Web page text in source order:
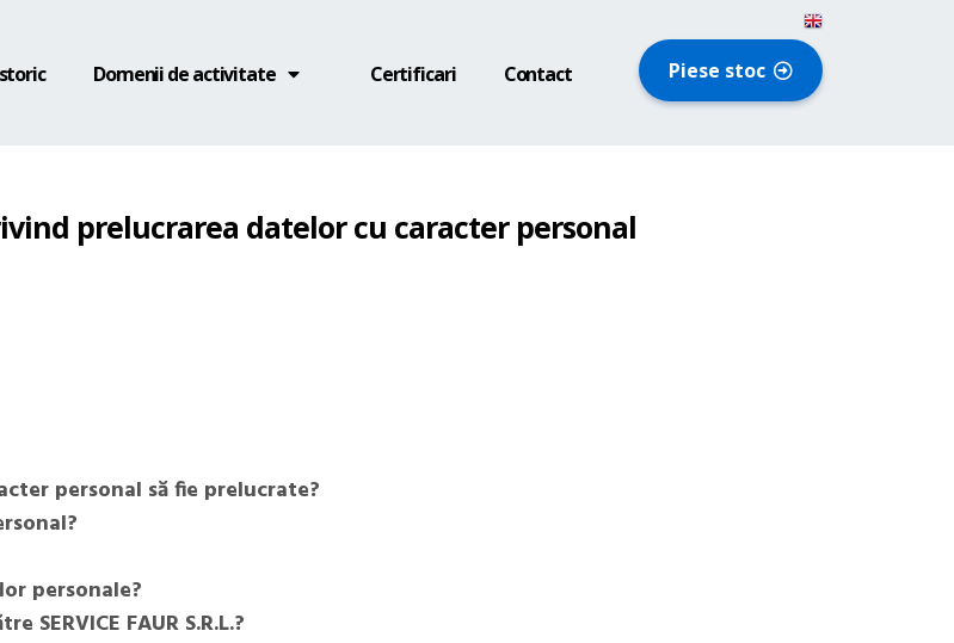
Domenii de activitate Certificari Contact Piese stoc
prelucrarea datelor cu caracter personal
personal să fie prelucrate?
personale?
FAUR S.R.L.?